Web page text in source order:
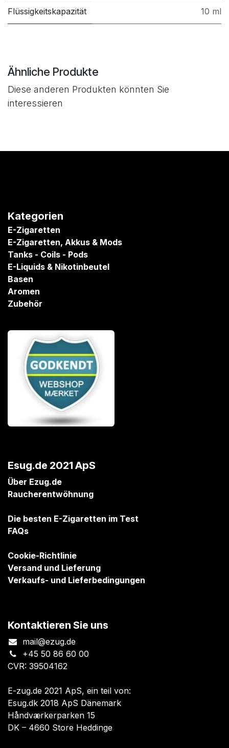
Flüssigkeitskapazität 10 ml
Ähnliche Produkte
Diese anderen Produkten könnten Sie
interessieren
Kategorien
E-Zigaretten
E-Zigaretten, Akkus & Mods
Tanks - Coils - Pods
E-Liquids & Nikotinbeutel
Basen
Aromen
Zubehör
Esug.de 2021 ApS
Über Ezug.de
Raucherentwöhnung
Die besten E-Zigaretten im Test
FAQs
Cookie-Richtlinie
Versand und Lieferung
Verkaufs- und Lieferbedingungen
Kontaktieren Sie uns
mail@ezug.de
+45 50 86 60 00
CVR: 39504162
E-zug.de 2021 ApS, ein teil von:
Esug.dk 2018 ApS Dänemark
Håndværkerparken 15
DK – 4660 Store Heddinge